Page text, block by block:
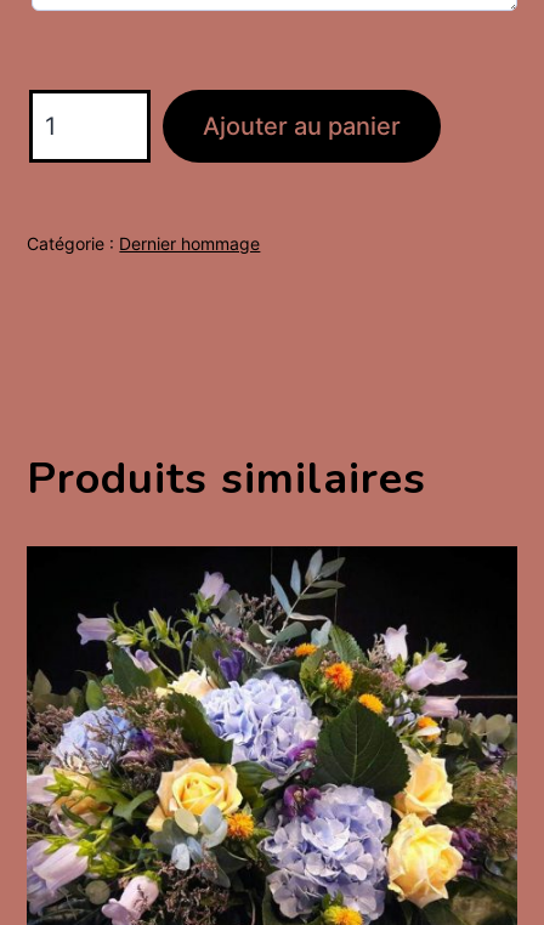
de
Cercueil
Ajouter au panier
Catégorie : Dernier hommage
Produits similaires